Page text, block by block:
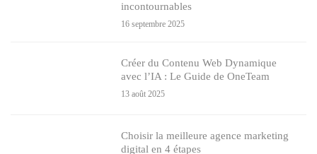
incontournables
16 septembre 2025
Créer du Contenu Web Dynamique
avec l’IA : Le Guide de OneTeam
13 août 2025
Choisir la meilleure agence marketing
digital en 4 étapes